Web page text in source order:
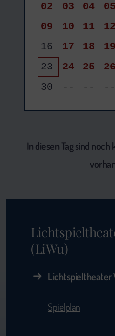
02
03 04 05
09
10 11 12
16
17 18 19
23
24 25 26
30
-- -- --
In diesen Tag sind
(LiWu)
Lichtspieltheater
Spielplan